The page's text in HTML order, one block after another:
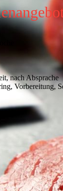
nach Absprache
Vorbereitung,